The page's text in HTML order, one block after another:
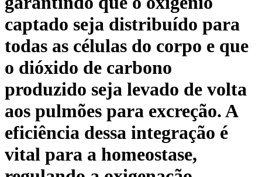
captado seja distribuído para
todas as células do corpo e que
o dióxido de carbono
produzido seja levado de volta
aos pulmões para excreção. A
eficiência dessa integração é
vital para a homeostase,